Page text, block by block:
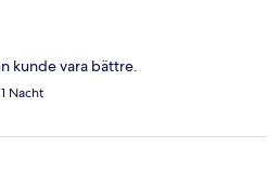
kunde vara bättre.
Nacht